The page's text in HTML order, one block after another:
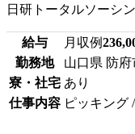
日研トータルソーシ
給与 月収例
勤務地
山口県 防府
寮・社宅 あり
仕事内容 ピッキング